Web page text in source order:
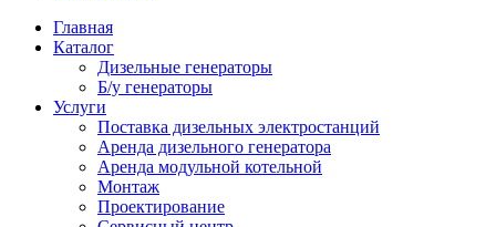
Главная
Каталог
Дизельные генераторы
Б/у генераторы
Услуги
Поставка дизельных электростанций
Аренда дизельного генератора
Аренда модульной котельной
Монтаж
Проектирование